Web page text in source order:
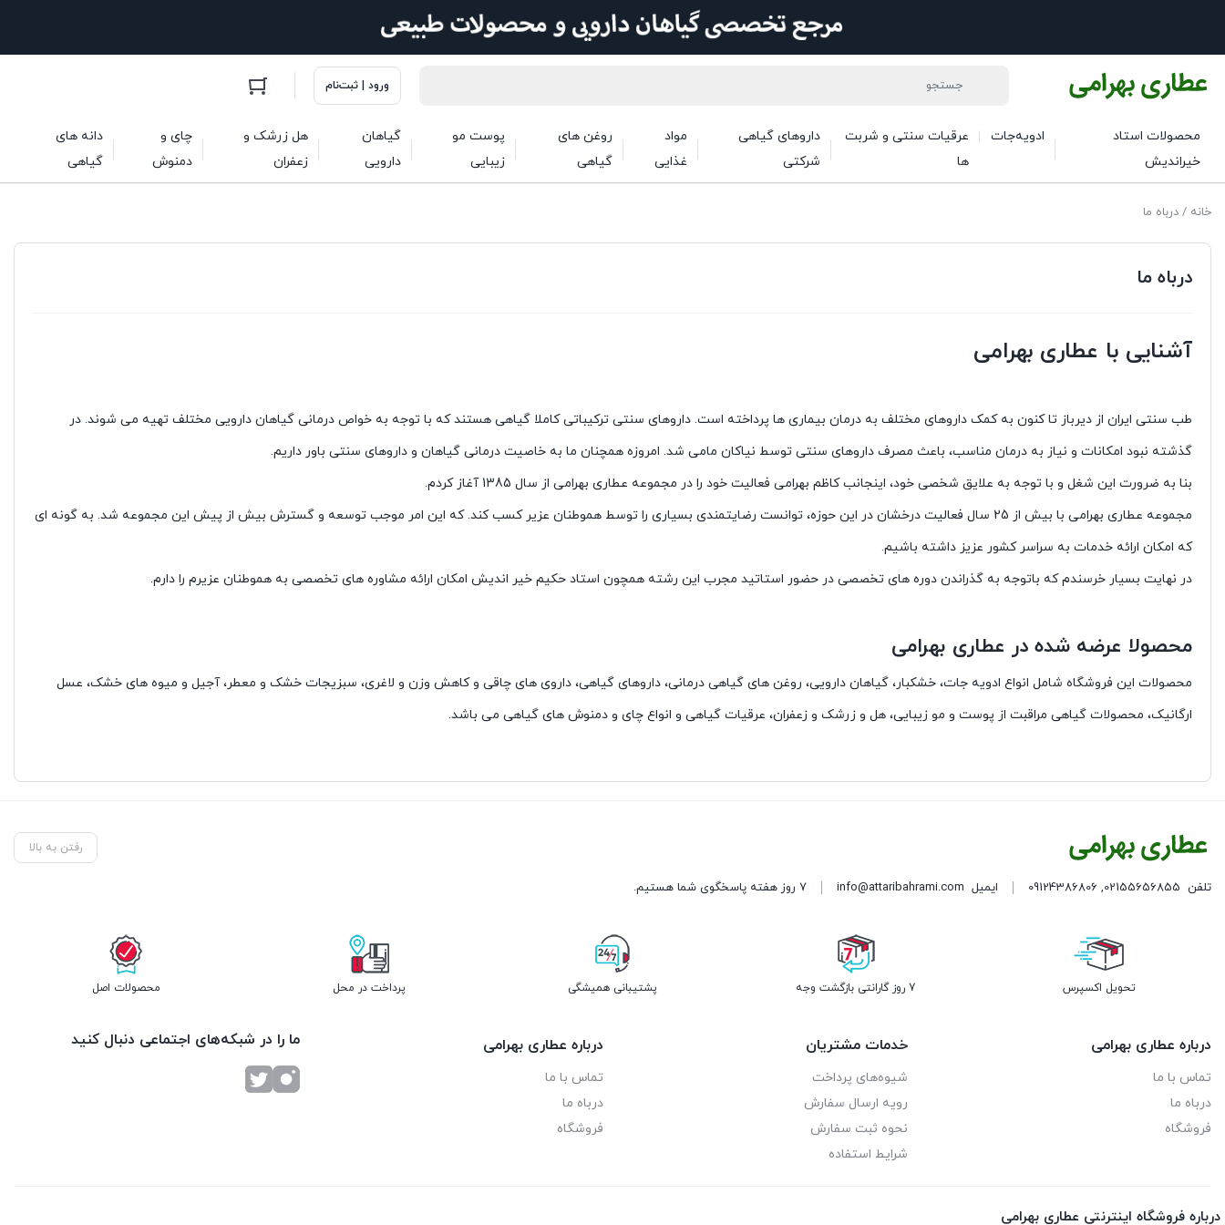
ورود | ثبت‌نام
محصولات استاد
خیراندیش
ادویه‌جات
عرقیات سنتی و شربت
ها
داروهای گیاهی
شرکتی
مواد
غذایی
روغن های
گیاهی
پوست مو
زیبایی
گیاهان
دارویی
هل زرشک و
زعفران
چای و
دمنوش
دانه های
گیاهی
خانه / درباه ما
درباه ما
آشنایی با عطاری بهرامی
طب سنتی ایران از دیرباز تا کنون به کمک داروهای مختلف به درمان بیماری ها پرداخته است. داروهای سنتی ترکیباتی کاملا گیاهی هستند که با توجه به خواص درمانی گیاهان دارویی مختلف تهیه می شوند. در
گذشته نبود امکانات و نیاز به درمان مناسب، باعث مصرف داروهای سنتی توسط نیاکان مامی شد. امروزه همچنان ما به خاصیت درمانی گیاهان و داروهای سنتی باور داریم.
بنا به ضرورت این شغل و با توجه به علایق شخصی خود، اینجانب کاظم بهرامی فعالیت خود را در مجموعه عطاری بهرامی از سال 1385 آغاز کردم.
مجموعه عطاری بهرامی با بیش از 25 سال فعالیت درخشان در این حوزه، توانست رضایتمندی بسیاری را توسط هموطنان عزیر کسب کند. که این امر موجب توسعه و گسترش بیش از پیش این مجموعه شد. به گونه ای
که امکان ارائه خدمات به سراسر کشور عزیز داشته باشیم.
در نهایت بسیار خرسندم که باتوجه به گذراندن دوره های تخصصی در حضور استاتید مجرب این رشته همچون استاد حکیم خیر اندیش امکان ارائه مشاوره های تخصصی به هموطنان عزیرم را دارم.
محصولا عرضه شده در عطاری بهرامی
محصولات این فروشگاه شامل انواع ادویه جات، خشکبار، گیاهان دارویی، روغن های گیاهی درمانی، داروهای گیاهی، داروی های چاقی و کاهش وزن و لاغری، سبزیجات خشک و معطر، آجیل و میوه های خشک، عسل
ارگانیک، محصولات گیاهی مراقبت از پوست و مو زیبایی، هل و زرشک و زعفران، عرقیات گیاهی و انواع چای و دمنوش های گیاهی می باشد.
رفتن به بالا
تلفن 02155656855
,
09124386806 ایمیل info@attaribahrami.com ۷ روز هفته پاسخگوی شما هستیم.
تحویل اکسپرس 7 روز گارانتی بازگشت وجه پشتیبانی همیشگی پرداخت در محل محصولات اصل
درباره عطاری بهرامی
تماس با ما
درباه ما
فروشگاه
خدمات مشتریان
شیوه‌های پرداخت
رویه ارسال سفارش
نحوه ثبت سفارش
شرایط استفاده
درباره عطاری بهرامی
تماس با ما
درباه ما
فروشگاه
ما را در شبکه‌های اجتماعی دنبال کنید
درباره فروشگاه اینترنتی عطاری بهرامی